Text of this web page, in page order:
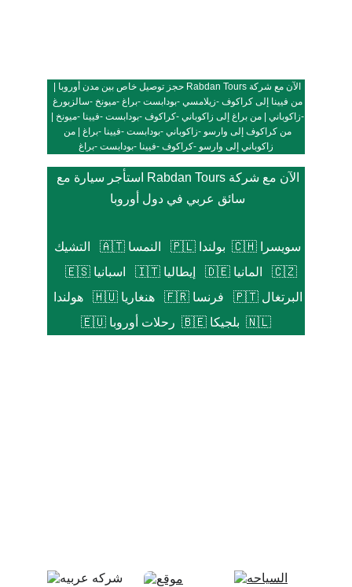
الآن مع شركة Rabdan Tours استأجر
سيارة مع
سائق عربي في دول أوروبا
سويسرا 🇨🇭 بولندا 🇵🇱 النمسا 🇦🇹
التشيك
🇨🇿
  المانيا 🇩🇪
إيطاليا 🇮🇹
اسبانيا 🇪🇸
البرتغال 🇵🇹
فرنسا 🇫🇷 هنغاريا 🇭🇺
هولندا
🇳🇱 بلجيكا 🇧🇪 رحلات أوروبا 🇪🇺
الآن مع شركة Rabdan Tours حجز توصيل خاص بين مدن أوروبا |
من فيينا إلى كراكوف -زيلامسي -بودابست -براغ -ميونخ -سالزبورغ
-زاكوباني | من براغ إلى زاكوباني -كراكوف -بودابست -فيينا -ميونخ
من كراكوف إلى وارسو -زاكوباني -بودابست -فيينا -براغ | من
زاكوباني إلى وارسو -كراكوف -فيينا -بودابست -براغ